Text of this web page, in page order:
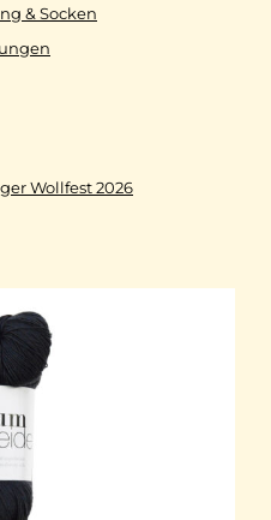
& Socken
Wollfest 2026